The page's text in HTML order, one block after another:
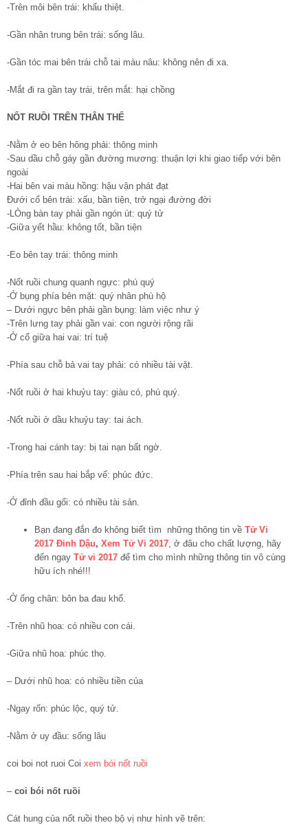
-Trên môi bên trái: khẩu thiệt.
-Gần nhân trung bên trái: sống lâu.
-Gần tóc mai bên trái chỗ tai màu nâu: không nên đi xa.
-Mắt đi ra gần tay trái, trên mắt: hại chồng
NỐT RUỒI TRÊN THÂN THỂ
-Nằm ở eo bên hông phải: thông minh
-Sau dầu chỗ gáy gần đường mương: thuận lợi khi giao tiếp với bên
ngoài
-Hai bên vai màu hồng: hậu vận phát đạt
Đưới cổ bên trái: xấu, bần tiện, trở ngại đường đời
-LÒng bàn tay phải gần ngón út: quý tử
-Giữa yết hầu: không tốt, bần tiện
-Eo bên tay trái: thông minh
-Nốt ruồi chung quanh ngực: phú quý
-Ở bụng phía bên mặt: quý nhân phù hộ
– Dưới ngực bên phải gần bụng: làm việc như ý
-Trên lưng tay phải gần vai: con người rộng rãi
-Ở cổ giữa hai vai: trí tuệ
-Phía sau chỗ bả vai tay phải: có nhiều tài vặt.
-Nốt ruồi ở hai khuỷu tay: giàu có, phú quý.
-Nốt ruồi ở dầu khuỷu tay: tai ách.
-Trong hai cánh tay: bị tai nạn bất ngờ.
-Phía trên sau hai bắp vế: phúc đức.
-Ở đỉnh đầu gối: có nhiều tài sản.
Bạn đang đắn đo không biết tìm những thông tin về Tử Vi
2017 Đinh Dậu, Xem Tử Vi 2017, ở đâu cho chất lượng, hãy
đến ngay Tử vi 2017 để tìm cho mình những thông tin vô cùng
hữu ích nhé!!!
-Ở ống chân: bôn ba đau khổ.
-Trên nhũ hoa: có nhiều con cái.
-Giữa nhũ hoa: phúc thọ.
– Dưới nhũ hoa: có nhiều tiền của
-Ngay rốn: phúc lộc, quý tử.
-Nằm ở uy đầu: sống lâu
coi boi not ruoi Coi xem bói nốt ruồi
– coi bói nốt ruồi
Cát hung của nốt ruồi theo bộ vị như hình vẽ trên: